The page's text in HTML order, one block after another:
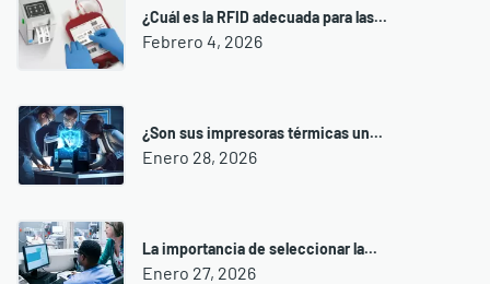
¿Cuál es la RFID adecuada para las...
Febrero 4, 2026
¿Son sus impresoras térmicas un...
Enero 28, 2026
La importancia de seleccionar la...
Enero 27, 2026